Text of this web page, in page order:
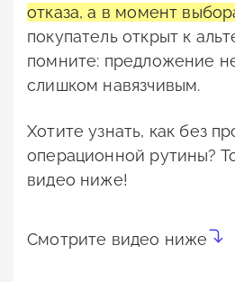
отказа, а в момент
покупатель открыт к
помните: предложение
слишком навязчивым.
Хотите узнать, как без
операционной рутины?
видео ниже!
Смотрите видео ниже